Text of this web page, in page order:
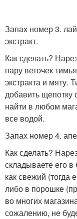
Запах номер 3.
экстракт.
Как сделать?
пару веточек
экстракта и мяту.
добавить щепотку
найти в любом
все водой.
Запах номер 4.
Как сделать?
складываете его
как свежий (тогда
либо в порошке
во многих
сожалению, не